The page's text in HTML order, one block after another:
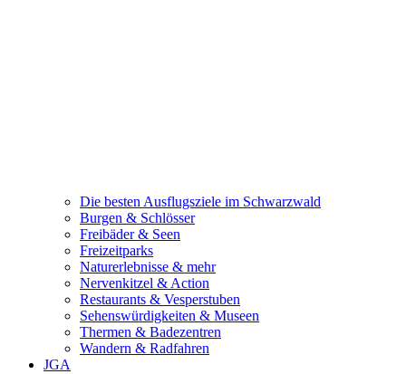
Die besten Ausflugsziele im Schwarzwald
Burgen & Schlösser
Freibäder & Seen
Freizeitparks
Naturerlebnisse & mehr
Nervenkitzel & Action
Restaurants & Vesperstuben
Sehenswürdigkeiten & Museen
Thermen & Badezentren
Wandern & Radfahren
JGA